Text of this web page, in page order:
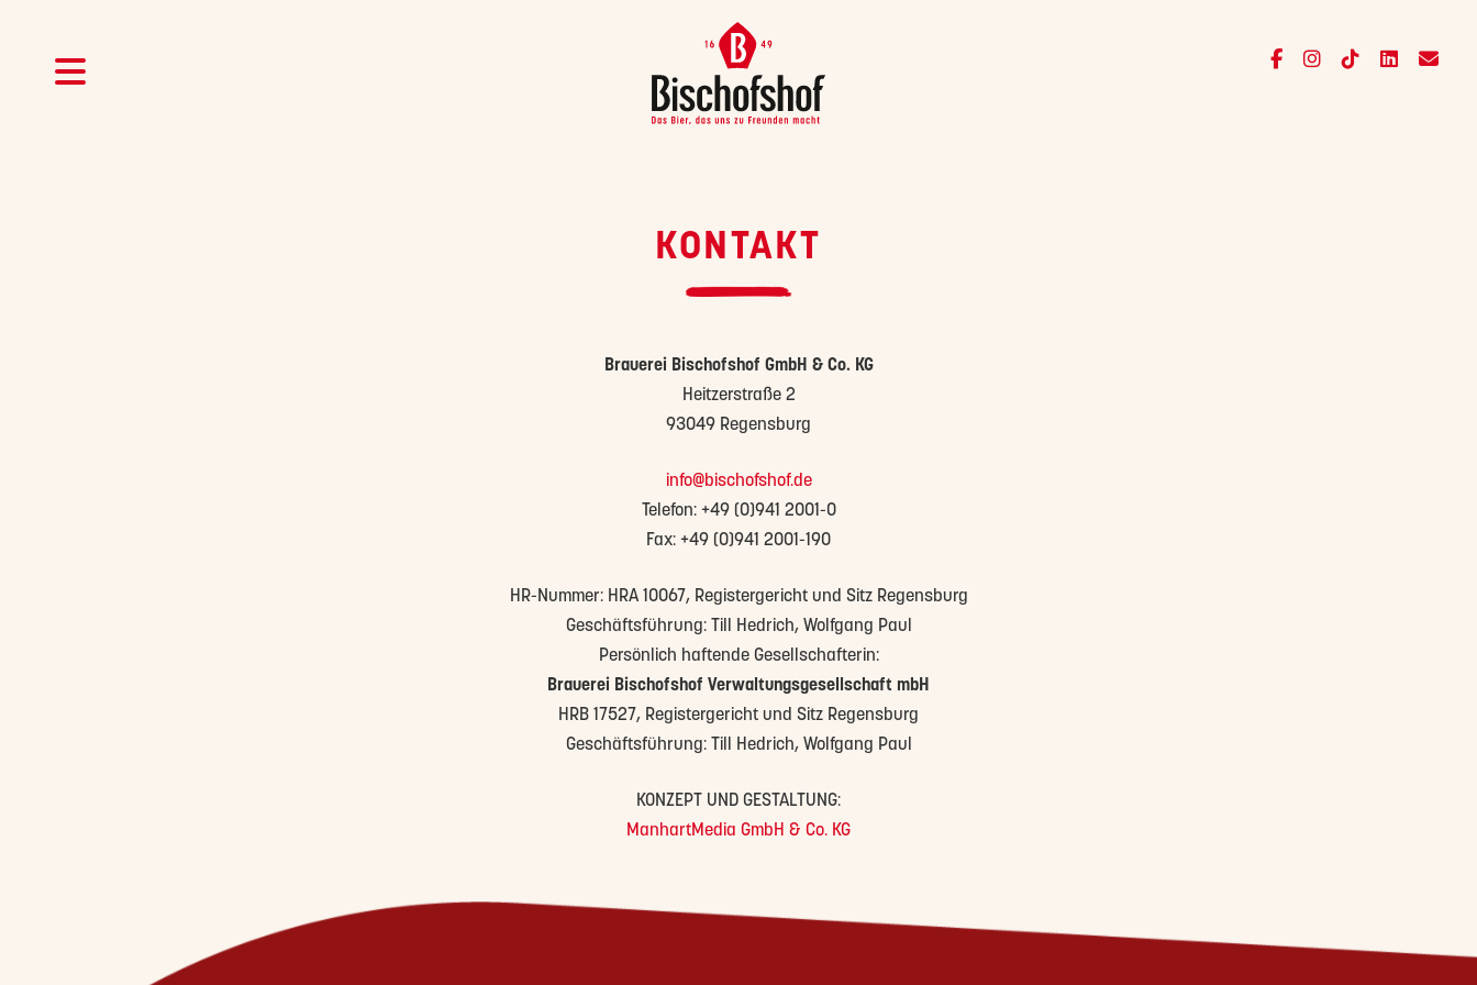
KONTAKT
Brauerei Bischofshof GmbH & Co. KG
Heitzerstraße 2
93049 Regensburg
info@bischofshof.de
Telefon: +49 (0)941 2001-0
Fax: +49 (0)941 2001-190
HR-Nummer: HRA 10067, Registergericht und Sitz Regensburg
Geschäftsführung: Till Hedrich, Wolfgang Paul
Persönlich haftende Gesellschafterin:
Brauerei Bischofshof Verwaltungsgesellschaft mbH
HRB 17527, Registergericht und Sitz Regensburg
Geschäftsführung: Till Hedrich, Wolfgang Paul
KONZEPT UND GESTALTUNG:
ManhartMedia GmbH & Co. KG